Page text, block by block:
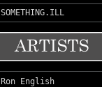
SOMETHING.ILL
Ron English